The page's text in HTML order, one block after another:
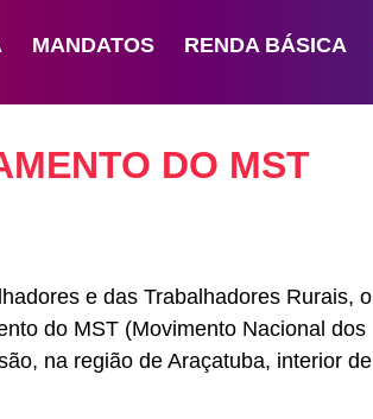
MANDATOS RENDA BÁSICA
DO MST
e das Trabalhadores Rurais, o
do MST (Movimento Nacional dos
na região de Araçatuba, interior de